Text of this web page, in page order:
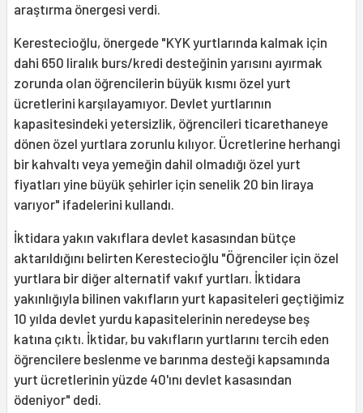
araştırma önergesi verdi.
Kerestecioğlu, önergede "KYK yurtlarında kalmak için
dahi 650 liralık burs/kredi desteğinin yarısını ayırmak
zorunda olan öğrencilerin büyük kısmı özel yurt
ücretlerini karşılayamıyor. Devlet yurtlarının
kapasitesindeki yetersizlik, öğrencileri ticarethaneye
dönen özel yurtlara zorunlu kılıyor. Ücretlerine herhangi
bir kahvaltı veya yemeğin dahil olmadığı özel yurt
fiyatları yine büyük şehirler için senelik 20 bin liraya
varıyor" ifadelerini kullandı.
İktidara yakın vakıflara devlet kasasından bütçe
aktarıldığını belirten Kerestecioğlu "Öğrenciler için özel
yurtlara bir diğer alternatif vakıf yurtları. İktidara
yakınlığıyla bilinen vakıfların yurt kapasiteleri geçtiğimiz
10 yılda devlet yurdu kapasitelerinin neredeyse beş
katına çıktı. İktidar, bu vakıfların yurtlarını tercih eden
öğrencilere beslenme ve barınma desteği kapsamında
yurt ücretlerinin yüzde 40'ını devlet kasasından
ödeniyor" dedi.